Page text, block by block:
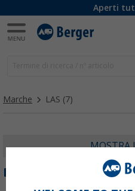
Aperti
Marche LAS (7)
MOSTRA
LAS